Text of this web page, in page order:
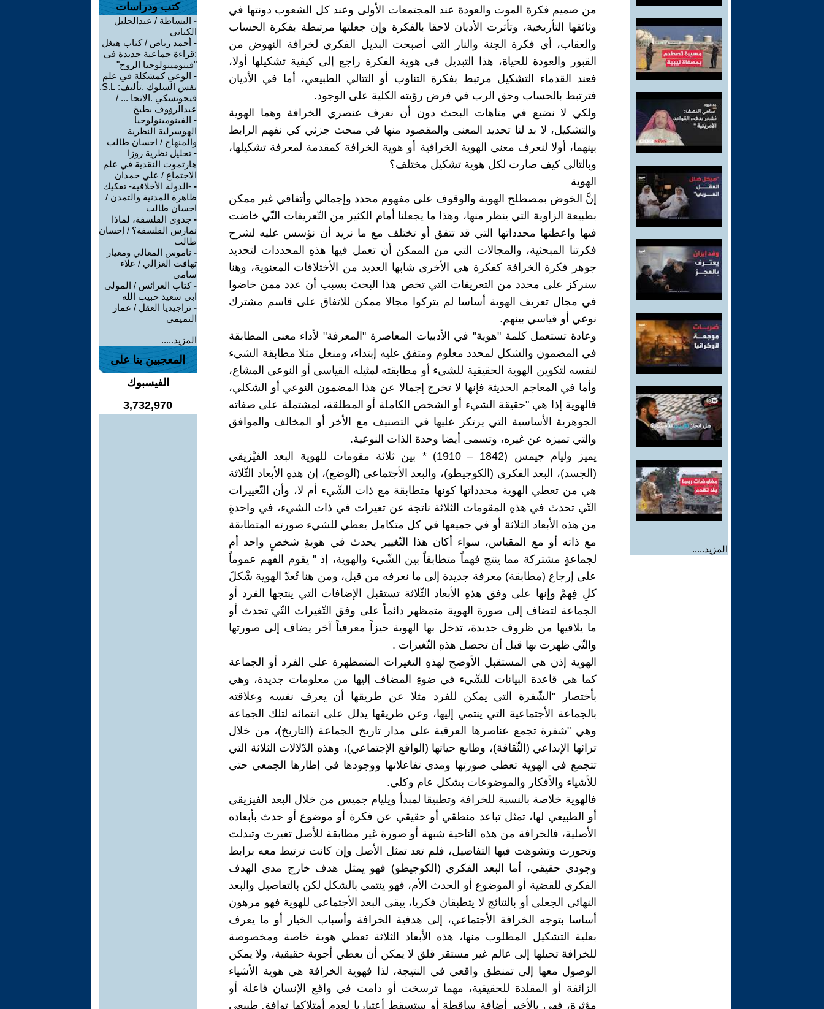
المزيد.....
من صميم فكرة الموت والعودة عند المجتمعات الأولى وعند كل الشعوب دونتها في
وثائقها التأريخية، وتأثرت الأديان لاحقا بالفكرة وإن جعلتها مرتبطة بفكرة الحساب
والعقاب، أي فكرة الجنة والنار التي أصبحت البديل الفكري لخرافة النهوض من
القبور والعودة للحياة، هذا التبديل في هوية الفكرة راجع إلى كيفية تشكيلها أولا،
فعند القدماء التشكيل مرتبط بفكرة التناوب أو التتالي الطبيعي، أما في الأديان
فترتبط بالحساب وحق الرب في فرض رؤيته الكلية على الوجود.
ولكي لا نضيع في متاهات البحث دون أن نعرف عنصري الخرافة وهما الهوية
والتشكيل، لا بد لنا تحديد المعنى والمقصود منها في مبحث جزئي كي نفهم الرابط
بينهما، أولا لنعرف معنى الهوية الخرافية أو هوية الخرافة كمقدمة لمعرفة تشكيلها،
وبالتالي كيف صارت لكل هوية تشكيل مختلف؟
الهوية
إنَّ الخوض بمصطلح الهوية والوقوف على مفهوم محدد وإجمالي وأتفاقي غير ممكن
بطبيعة الزاوية التي ينظر منها، وهذا ما يجعلنا أمام الكثير من التّعريفات التّي خاضت
فيها واعطتها محدداتها التي قد تتفق أو تختلف مع ما نريد أن نؤسس عليه لشرح
فكرتنا المبحثية، والمجالات التي من الممكن أن تعمل فيها هذهِ المحددات لتحديد
جوهر فكرة الخرافة كفكرة هي الأخرى شابها العديد من الأختلافات المعنوية، وهنا
سنركز على محدد من التعريفات التي تخص هذا البحث بسبب أن عدد ممن خاضوا
في مجال تعريف الهوية أساسا لم يتركوا مجالا ممكن للاتفاق على قاسم مشترك
نوعي أو قياسي بينهم.
وعادة تستعمل كلمة "هوية" في الأدبيات المعاصرة "المعرفة" لأداء معنى المطابقة
في المضمون والشكل لمحدد معلوم ومتفق عليه إبتداء، ومنعل مثلا مطابقة الشيء
لنفسه لتكوين الهوية الحقيقية للشيء أو مطابقته لمثيله القياسي أو النوعي المشاع،
وأما في المعاجم الحديثة فإنها لا تخرج إجمالا عن هذا المضمون النوعي أو الشكلي،
فالهوية إذا هي "حقيقة الشيء أو الشخص الكاملة أو المطلقة، لمشتملة على صفاته
الجوهرية الأساسية التي يرتكز عليها في التصنيف مع الأخر أو المخالف والموافق
والتي تميزه عن غيره، وتسمى أيضا وحدة الذات النوعية.
يميز وليام جيمس (1842 – 1910) * بين ثلاثة مقومات للهوية البعد الفيْزيقي
(الجسد)، البعد الفكري (الكوجيطو)، والبعد الأجتماعي (الوضع)، إن هذهِ الأبعاد الثّلاثة
هي من تعطي الهوية محدداتها كونها متطابقة مع ذات الشّيء أم لا، وأن التّغييرات
التّي تحدث في هذهِ المقومات الثلاثة ناتجة عن تغيرات في ذات الشيء، في واحدةٍ
من هذه الأبعاد الثلاثة أو في جميعها في كل متكامل يعطي للشيء صورته المتطابقة
مع ذاته أو مع المقياس، سواء أكان هذا التّغيير يحدث في هويةِ شخصٍ واحد أم
لجماعةٍ مشتركة مما ينتج فهماً متطابقاً بين الشّيء والهوية، إذ " يقوم الفهم عموماً
على إرجاع (مطابقة) معرفة جديدة إلى ما نعرفه من قبل، ومن هنا تُعدّ الهوية شْكلَ
كلِ فِهمْ وإنها على وفق هذهِ الأبعاد الثّلاثة تستقبل الإضافات التي ينتجها الفرد أو
الجماعة لتضاف إلى صورة الهوية متمظهر دائماً على وفق التّغيرات التّي تحدث أو
ما يلاقيها من ظروف جديدة، تدخل بها الهوية حيزاً معرفياً آخر يضاف إلى صورتها
والتّي ظهرت بها قبل أن تحصل هذهِ التّغيرات .
الهوية إذن هي المستقبل الأوضح لهذهِ التغيرات المتمظهرة على الفرد أو الجماعة
كما هي قاعدة البيانات للشّيء في ضوءِ المضاف إليها من معلومات جديدة، وهي
بأختصار "الشّفرة التي يمكن للفرد مثلا عن طريقها أن يعرف نفسه وعلاقته
بالجماعة الأجتماعية التي ينتمي إليها، وعن طريقها يدلل على انتمائه لتلك الجماعة
وهي "شفرة تجمع عناصرها العرقية على مدار تاريخ الجماعة (التاريخ)، من خلال
تراثها الإبداعي (الثّقافة)، وطابع حياتها (الواقع الإجتماعي)، وهذهِ الدّلالات الثلاثة التي
تتجمع في الهوية تعطي صورتها ومدى تفاعلاتها ووجودها في إطارها الجمعي حتى
للأشياء والأفكار والموضوعات بشكل عام وكلي.
فالهوية خلاصة بالنسبة للخرافة وتطبيقا لمبدأ ويليام جميس من خلال البعد الفيزيقي
أو الطبيعي لها، تمثل تباعد منطقي أو حقيقي عن فكرة أو موضوع أو حدث بأبعاده
الأصلية، فالخرافة من هذه الناحية شبهة أو صورة غير مطابقة للأصل تغيرت وتبدلت
وتحورت وتشوهت فيها التفاصيل، فلم تعد تمثل الأصل وإن كانت ترتبط معه برابط
وجودي حقيقي، أما البعد الفكري (الكوجيطو) فهو يمثل هدف خارج مدى الهدف
الفكري للقضية أو الموضوع أو الحدث الأم، فهو ينتمي بالشكل لكن بالتفاصيل والبعد
النهائي الجعلي أو بالنتائج لا يتطبقان فكريا، يبقى البعد الأجتماعي للهوية فهو مرهون
أساسا بتوجه الخرافة الأجتماعي، إلى هدفية الخرافة وأسباب الخيار أو ما يعرف
بعلية التشكيل المطلوب منها، هذه الأبعاد الثلاثة تعطي هوية خاصة ومخصوصة
للخرافة تحيلها إلى عالم غير مستقر قلق لا يمكن أن يعطي أجوبة حقيقية، ولا يمكن
الوصول معها إلى تمنطق واقعي في النتيجة، لذا فهوية الخرافة هي هوية الأشياء
الزائفة أو المقلدة للحقيقية، مهما ترسخت أو دامت في واقع الإنسان فاعلة أو
مؤثرة، فهي بالأخير أضافة ساقطة أو ستسقط أعتباريا لعدم أمتلاكها توافق طبيعي
كتب ودراسات
- البساطة / عبدالجليل
الكناني
- أحمد رباص / كتاب هيغل
:قراءة جماعية جديدة في
"فينومينولوجيا الروح"
- الوعي كمشكلة في علم
نفس السلوك .تأليف: S.L.
فيجوتسكي .الاتحا ... /
عبدالرؤوف بطيخ
- الفينومينولوجيا
الهوسرلية النظرية
والمنهاج / احسان طالب
- تحليل نظرية روزا
هارتموت النقدية في علم
الاجتماع / علي حمدان
- -الدولة الأخلاقية- تفكيك
ظاهرة المدنية والتمدن /
احسان طالب
- جدوى الفلسفة، لماذا
نمارس الفلسفة؟ / إحسان
طالب
- ناموس المعالي ومعيار
تهافت الغزالي / علاء
سامي
-كتاب العرائس / المولى
ابي سعيد حبيب الله
- تراجيديا العقل / عمار
التميمي
المزيد.....
المعجبين بنا على
الفيسبوك
3,732,970